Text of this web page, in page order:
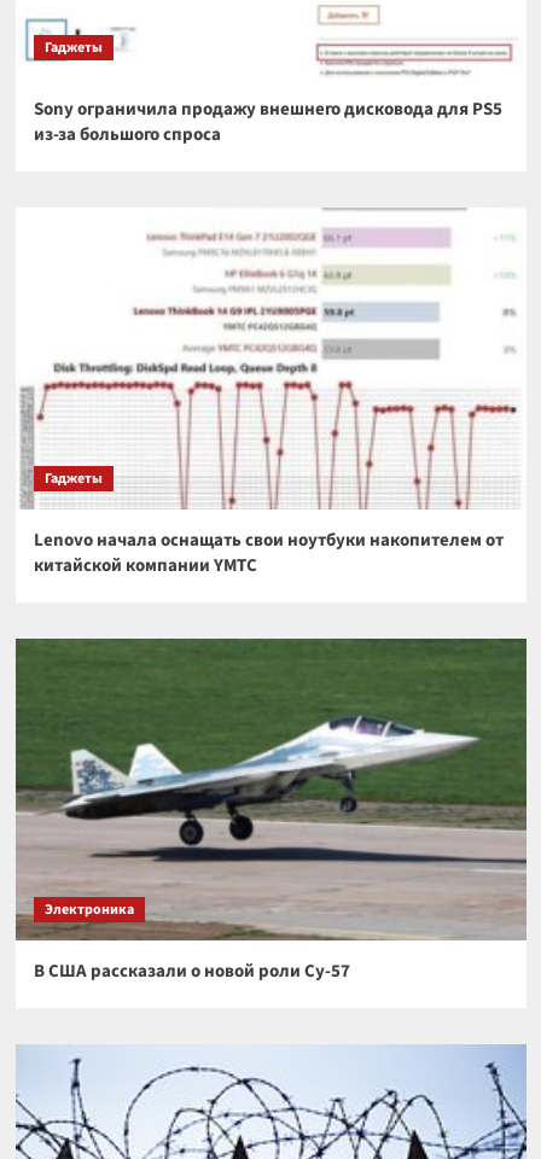
Гаджеты
Sony ограничила продажу внешнего дисковода для PS5
из-за большого спроса
Гаджеты
Lenovo начала оснащать свои ноутбуки накопителем от
китайской компании YMTC
Электроника
В США рассказали о новой роли Су-57